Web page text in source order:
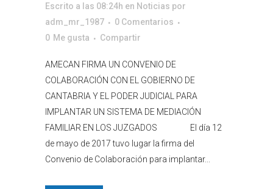
Escrito a las 08:24h en Noticias por
adm_mr_1987
0 Comentarios
0 Me gusta Compartir
AMECAN FIRMA UN CONVENIO DE
COLABORACIÓN CON EL GOBIERNO DE
CANTABRIA Y EL PODER JUDICIAL PARA
IMPLANTAR UN SISTEMA DE MEDIACIÓN
FAMILIAR EN LOS JUZGADOS El día 12
de mayo de 2017 tuvo lugar la firma del
Convenio de Colaboración para implantar...